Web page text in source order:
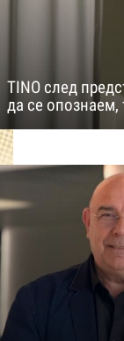
TINO след
да се опознаем,